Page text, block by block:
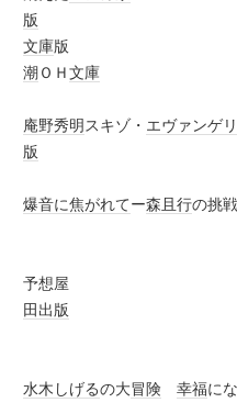
版
文庫版
潮 ＯＨ文庫
庵野秀明スキゾ・ エヴァンゲ
版
爆音に焦がれてー森且行の
予想
田出版
水木しげるの大冒険 幸福に